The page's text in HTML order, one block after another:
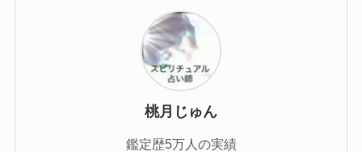
桃月じゅん
鑑定歴5万人の実績